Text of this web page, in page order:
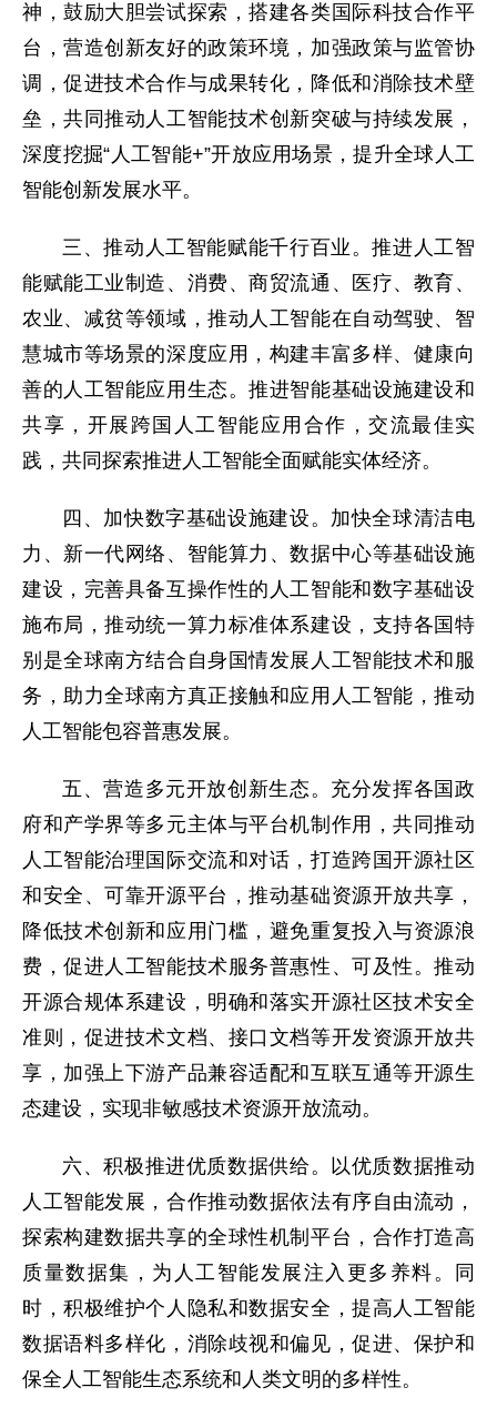
神，鼓励大胆尝试探索，搭建各类国际科技合作平
台，营造创新友好的政策环境，加强政策与监管协
调，促进技术合作与成果转化，降低和消除技术壁
垒，共同推动人工智能技术创新突破与持续发展，
深度挖掘“人工智能+”开放应用场景，提升全球人工
智能创新发展水平。
三、推动人工智能赋能千行百业。推进人工智
能赋能工业制造、消费、商贸流通、医疗、教育、
农业、减贫等领域，推动人工智能在自动驾驶、智
慧城市等场景的深度应用，构建丰富多样、健康向
善的人工智能应用生态。推进智能基础设施建设和
共享，开展跨国人工智能应用合作，交流最佳实
践，共同探索推进人工智能全面赋能实体经济。
四、加快数字基础设施建设。加快全球清洁电
力、新一代网络、智能算力、数据中心等基础设施
建设，完善具备互操作性的人工智能和数字基础设
施布局，推动统一算力标准体系建设，支持各国特
别是全球南方结合自身国情发展人工智能技术和服
务，助力全球南方真正接触和应用人工智能，推动
人工智能包容普惠发展。
五、营造多元开放创新生态。充分发挥各国政
府和产学界等多元主体与平台机制作用，共同推动
人工智能治理国际交流和对话，打造跨国开源社区
和安全、可靠开源平台，推动基础资源开放共享，
降低技术创新和应用门槛，避免重复投入与资源浪
费，促进人工智能技术服务普惠性、可及性。推动
开源合规体系建设，明确和落实开源社区技术安全
准则，促进技术文档、接口文档等开发资源开放共
享，加强上下游产品兼容适配和互联互通等开源生
态建设，实现非敏感技术资源开放流动。
六、积极推进优质数据供给。以优质数据推动
人工智能发展，合作推动数据依法有序自由流动，
探索构建数据共享的全球性机制平台，合作打造高
质量数据集，为人工智能发展注入更多养料。同
时，积极维护个人隐私和数据安全，提高人工智能
数据语料多样化，消除歧视和偏见，促进、保护和
保全人工智能生态系统和人类文明的多样性。